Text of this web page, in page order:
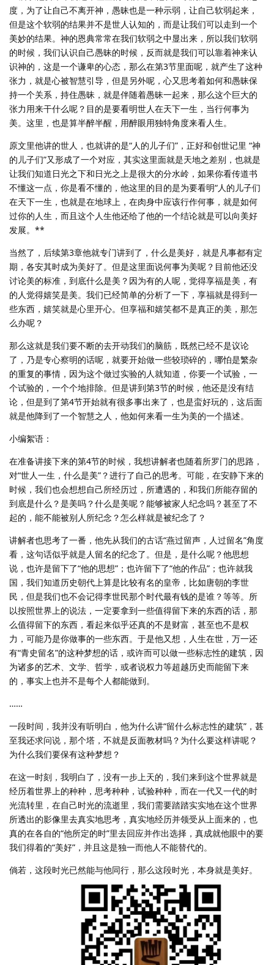
度，为了让自己不离开神，愚昧也是一种示弱，让自己软弱起来，
但是这个软弱的结果并不是世人认知的，而是让我们可以走到一个
美妙的结果。神的恩典常常在我们软弱之中显出来，所以我们软弱
的时候，我们认识自己愚昧的时候，反而就是我们可以靠着神来认
识神的，这是一个谦卑的心态，那么在第3节里面呢，就产生了这种
张力，就是心被智慧引导，但是另外呢，心又思考着如何和愚昧保
持一个关系，持住愚昧，就是伴随着愚昧一起来，那么这个巨大的
张力用来干什么呢？目的是要看明世人在天下一生，当行何事为
美。这里，也是算半醉半醒，用醉眼用独特角度来看人生。
原文里他讲的世人，也就讲的是“人的儿子们”，正好和创世记里 “神
的儿子们”又形成了一个对应，其实这里面就是天地之差别，也就是
让我们知道日光之下和日光之上是很大的分水岭，如果你看传道书
不懂这一点，你是看不懂的，他这里的目的是为要看明“人的儿子们
在天下一生，也就是在地球上，在肉身中应该行作何事，就是如何
过你的人生，而且这个人生他还给了他的一个结论就是可以向美好
发展。**
当然了，后续第3章他就专门讲到了，什么是美好，就是凡事都有定
期，各安其时成为美好了。但是这里面说何事为美呢？目前他还没
讨论美的标准，到底什么是美？因为有的人呢，觉得享福是美，有
的人觉得嬉笑是美。我们已经简单的分析了一下，享福就是得到一
些东西，嬉笑就是心里开心。但享福和嬉笑都不是真正的美，那怎
么办呢？
那么这就是我们要不断的去开动我们的脑筋，既然已经不是议论
了，乃是专心察明的话呢，就要开始做一些较琐碎的，哪怕是繁杂
的重复的事情，因为这个做过实验的人就知道，你要一个试验，一
个试验的，一个个地排除。但是讲到第3节的时候，他还是没有结
论，但是到了第4节开始就有很多事出来了，也是蛮好玩的，这后面
就是他降到了一个智慧之人，他如何来看一生为美的一个描述。
小编絮语：
在准备讲接下来的第4节的时候，我想讲解者也随着所罗门的思路，
对“世人一生，什么是美”？进行了自己的思考。可能，在安静下来的
时候，我们也会想想自己所经历过，所遭遇的，和我们所能存留的
到底是什么？是美吗？什么是美呢？能够被家人纪念吗？甚至了不
起的，能不能被别人所纪念？怎么样就是被纪念了？
讲解者也思考了一番，他先从我们的古话“燕过留声，人过留名”角度
看，这句话似乎就是人留名的纪念了。但是，是什么呢？他思想
说，也许是留下了“他的思想”；也许留下了“他的作品”；也许就我
国，我们知道历史朝代上算是比较有名的皇帝，比如唐朝的李世
民，但是我们也不会记得李世民那个时代最有钱的是谁？等等。所
以按照世界上的说法，一定要拿到一些值得留下来的东西的话，那
么值得留下的东西，看起来似乎还真的不是财富，甚至也不是权
力，可能乃是你做事的一些东西。于是他又想，人生在世，万一还
有“青史留名”的这种梦想的话，或许而可以做一些标志性的建筑，因
为诸多的艺术、文学、哲学，或者说权力等超越历史而能留下来
的，事实上也并不是每个人都能做到。
……
一段时间，我并没有听明白，他为什么讲“留什么标志性的建筑”，甚
至我还求问说，那个塔，不就是反面教材吗？为什么要这样讲呢？
为什么我们要保有这种梦想？
在这一时刻，我明白了，没有一步上天的，我们来到这个世界就是
经历着世界上的种种，思考种种，试验种种，而在一代又一代的时
光流转里，在自己时光的流逝里，我们需要踏踏实实地在这个世界
所透出的影像里去真实地思考，真实地经历并领受从上面来的，也
真的在各自的“他所定的时”里去回应并作出选择，真成就他眼中的要
我们得着的“美好”，并且这是独一而他人不能替代的。
倘若，这段时光已然能与他同行，那么这段时光，本身就是美好。